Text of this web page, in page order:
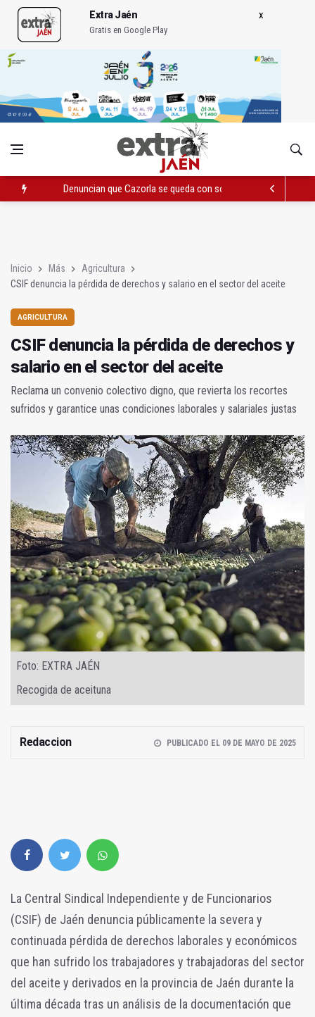
Extra Jaén
Gratis en Google Play
Denuncian que Cazorla se queda con solo dos bomberos por
Inicio Más
Agricultura
CSIF denuncia la pérdida de derechos y salario en el sector del aceite
AGRICULTURA
CSIF denuncia la pérdida de derechos y
salario en el sector del aceite
Reclama un convenio colectivo digno, que revierta los recortes
sufridos y garantice unas condiciones laborales y salariales justas
Foto: EXTRA JAÉN
Recogida de aceituna
Redaccion PUBLICADO EL 09 DE MAYO DE 2025
La Central Sindical Independiente y de Funcionarios
(CSIF) de Jaén denuncia públicamente la severa y
continuada pérdida de derechos laborales y económicos
que han sufrido los trabajadores y trabajadoras del sector
del aceite y derivados en la provincia de Jaén durante la
última década tras un análisis de la documentación que